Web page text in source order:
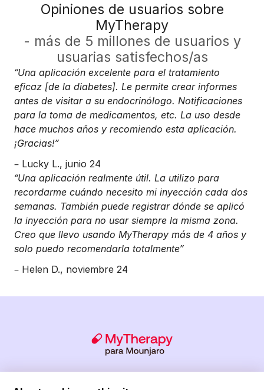
Opiniones de usuarios sobre
MyTherapy
- más de 5 millones de usuarios y
usuarias satisfechos/as
“Una aplicación excelente para el tratamiento
eficaz [de la diabetes]. Le permite crear informes
antes de visitar a su endocrinólogo. Notificaciones
para la toma de medicamentos, etc. La uso desde
hace muchos años y recomiendo esta aplicación.
¡Gracias!”
– Lucky L., junio 24
“Una aplicación realmente útil. La utilizo para
recordarme cuándo necesito mi inyección cada dos
semanas. También puede registrar dónde se aplicó
la inyección para no usar siempre la misma zona.
Creo que llevo usando MyTherapy más de 4 años y
solo puedo recomendarla totalmente”
– Helen D., noviembre 24